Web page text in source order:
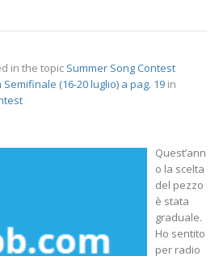
in the topic Summer Song Contest
Semifinale (16-20 luglio) a pag. 19 in
Quest’ann
o la scelta
del pezzo
è stata
graduale.
Ho sentito
per radio